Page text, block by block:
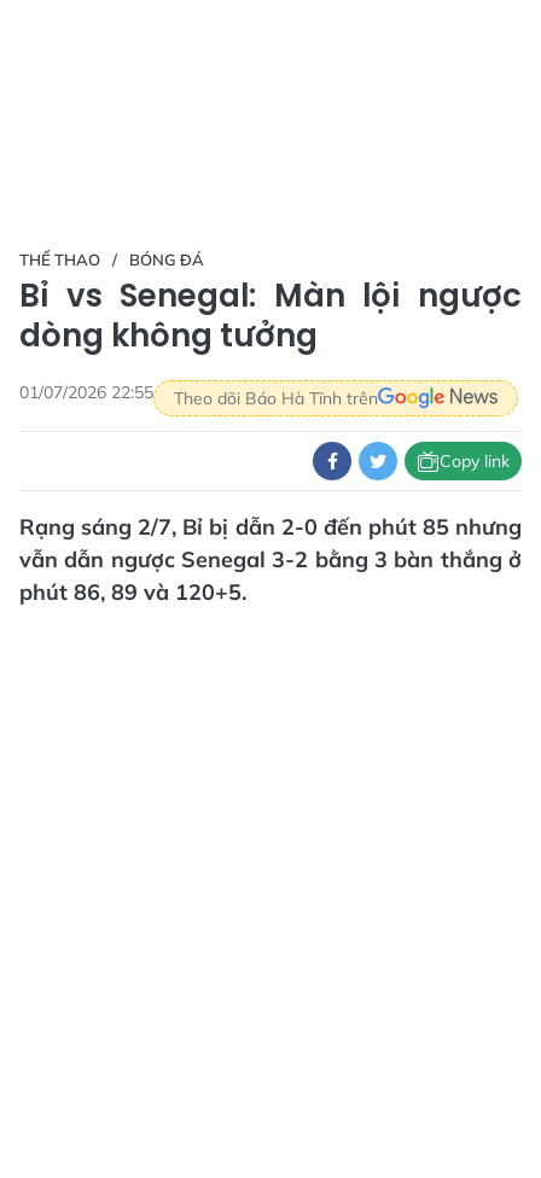
THỂ THAO BÓNG ĐÁ
Bỉ vs Senegal: Màn lội ngược
dòng không tưởng
01/07/2026 22:55 Theo dõi Báo Hà Tĩnh trên
Copy link
Rạng sáng 2/7, Bỉ bị dẫn 2-0 đến phút 85 nhưng
vẫn dẫn ngược Senegal 3-2 bằng 3 bàn thắng ở
phút 86, 89 và 120+5.